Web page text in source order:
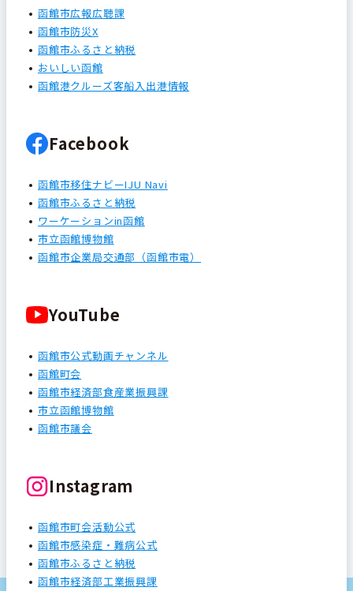
函館市広報広聴課
函館市防災X
函館市ふるさと納税
おいしい函館
函館港クルーズ客船入出港情報
Facebook
函館市移住ナビーIJU Navi
函館市ふるさと納税
ワーケーションin函館
市立函館博物館
函館市企業局交通部（函館市電）
YouTube
函館市公式動画チャンネル
函館町会
函館市経済部食産業振興課
市立函館博物館
函館市議会
Instagram
函館市町会活動公式
函館市感染症・難病公式
函館市ふるさと納税
函館市経済部工業振興課